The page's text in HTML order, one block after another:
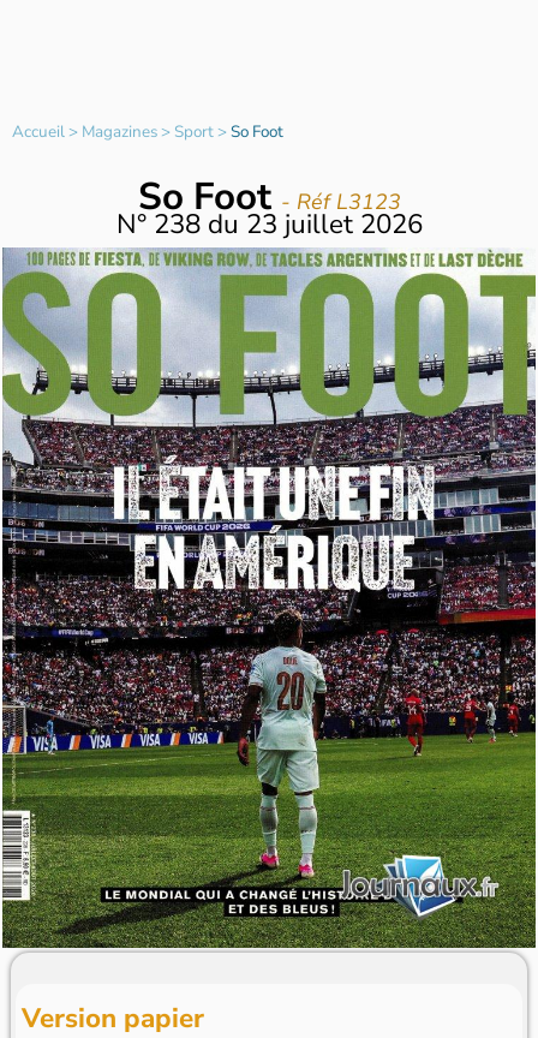
Accueil> Magazines> Sport>So Foot
So Foot - Réf L3123
N° 238du 23 juillet 2026
Version papier